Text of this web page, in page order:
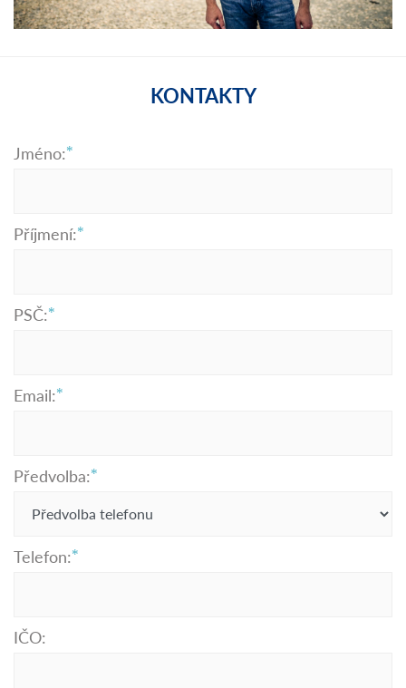
KONTAKTY
Jméno:
Příjmení:
PSČ:
Email:
Předvolba:
Telefon:
IČO: